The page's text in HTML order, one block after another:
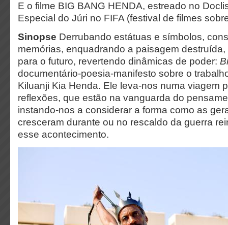
E o filme BIG BANG HENDA, estreado no
Especial do Júri no FIFA (festival de filmes
Sinopse Derrubando estátuas e símbolos,
memórias, enquadrando a paisagem
para o futuro, revertendo dinâmicas de poder:
documentário-poesia-manifesto sobre o
Kiluanji Kia Henda. Ele leva-nos numa viagem
reflexões, que estão na vanguarda do
instando-nos a considerar a forma como as
cresceram durante ou no rescaldo da guerra
esse acontecimento.